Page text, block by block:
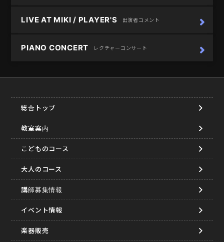
LIVE AT MIKI / PLAYER'S 出演者コメント
PIANO CONCERT レクチャーコンサート
総合トップ
教室案内
こどものコース
大人のコース
講師募集情報
イベント情報
楽器販売